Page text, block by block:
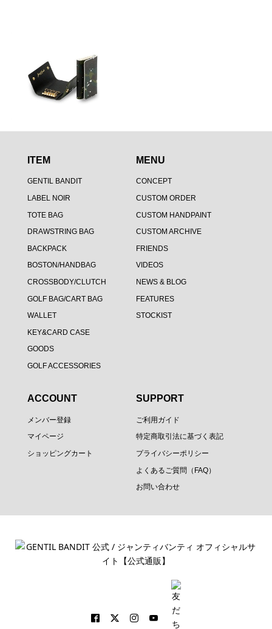
ITEM
GENTIL BANDIT
LABEL NOIR
TOTE BAG
DRAWSTRING BAG
BACKPACK
BOSTON/HANDBAG
CROSSBODY/CLUTCH
GOLF BAG/CART BAG
WALLET
KEY&CARD CASE
GOODS
GOLF ACCESSORIES
MENU
CONCEPT
CUSTOM ORDER
CUSTOM HANDPAINT
CUSTOM ARCHIVE
FRIENDS
VIDEOS
NEWS & BLOG
FEATURES
STOCKIST
ACCOUNT
メンバー登録
マイページ
ショッピングカート
SUPPORT
ご利用ガイド
特定商取引法に基づく表記
プライバシーポリシー
よくあるご質問（FAQ）
お問い合わせ